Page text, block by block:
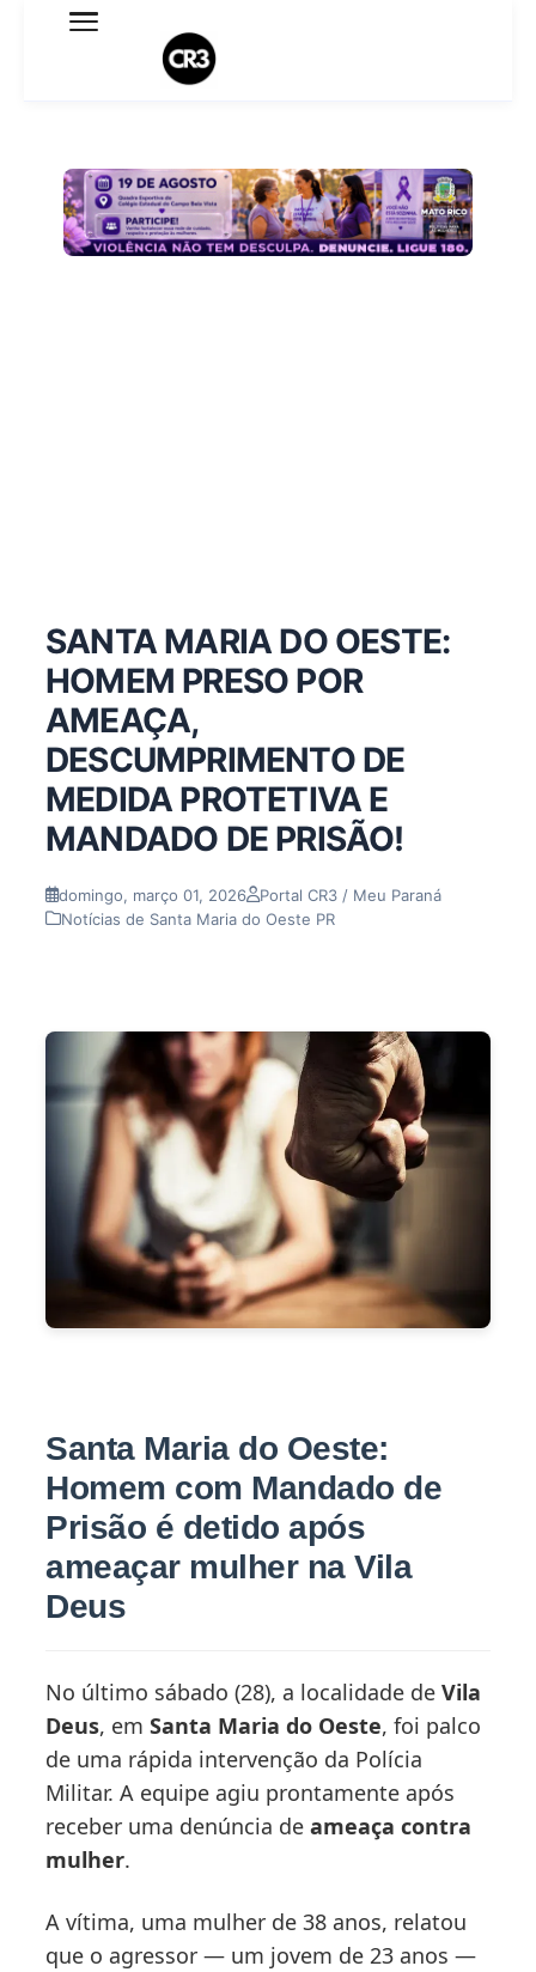
Expediente
Termo de Uso
Sobre o blog
SANTA MARIA DO OESTE:
HOMEM PRESO POR
AMEAÇA,
DESCUMPRIMENTO DE
MEDIDA PROTETIVA E
MANDADO DE PRISÃO!
domingo, março 01, 2026
Portal CR3 / Meu Paraná
Notícias de Santa Maria do Oeste PR
Santa Maria do Oeste:
Homem com Mandado de
Prisão é detido após
ameaçar mulher na Vila
Deus
No último sábado (28), a localidade de Vila
Deus, em Santa Maria do Oeste, foi palco
de uma rápida intervenção da Polícia
Militar. A equipe agiu prontamente após
receber uma denúncia de ameaça contra
mulher.
A vítima, uma mulher de 38 anos, relatou
que o agressor — um jovem de 23 anos —